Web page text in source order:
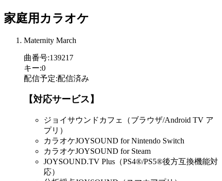
家庭用カラオケ
Maternity March
曲番号:139217
キー:0
配信予定:配信済み
【対応サービス】
ジョイサウンドカフェ（ブラウザ/Android TV ア
プリ）
カラオケJOYSOUND for Nintendo Switch
カラオケJOYSOUND for Steam
JOYSOUND.TV Plus（PS4®/PS5®後方互換機能対
応）